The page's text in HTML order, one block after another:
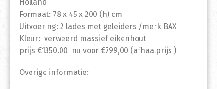
Holland
Formaat: 78 x 45 x 200 (h) cm
Uitvoering: 2 lades met geleiders /merk BAX
Kleur: verweerd massief eikenhout
prijs €1350.00 nu voor €799,00 (afhaalprijs )
Overige informatie: